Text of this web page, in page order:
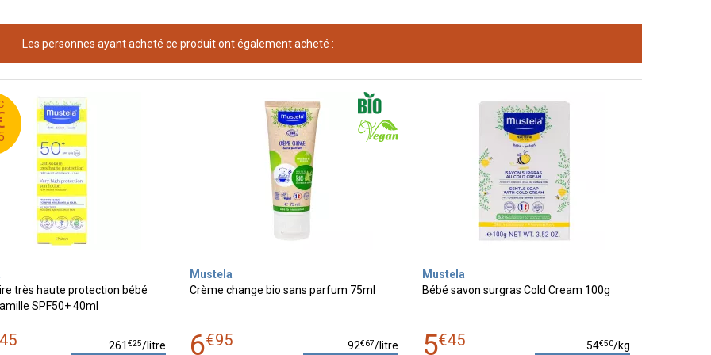
Les personnes ayant acheté ce produit ont également acheté :
très haute protection bébé
SPF50+ 40ml
45 261 €25/litre
Mustela
Crème change bio sans parfum 75ml
6€95 92€67/litre
Mustela
Bébé savon surgras Cold Cream 100g
5€45 54€50/kg